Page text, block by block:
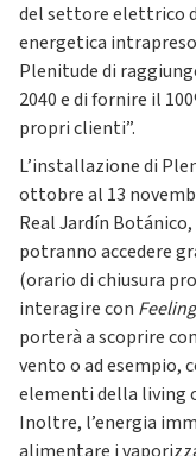
del settore elettrico
energetica
Plenitude di
2040 e di fornire il
propri clienti”.
L’installazione di
ottobre al 13
Real Jardín
potranno accedere
(orario di chiusura
interagire con
porterà a scoprire
vento o ad esempio,
elementi della living
Inoltre, l’energia